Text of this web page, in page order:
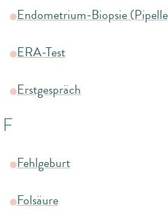
Endometrium-Biopsie
ERA-Test
Erstgespräch
F
Fehlgeburt
Folsäure